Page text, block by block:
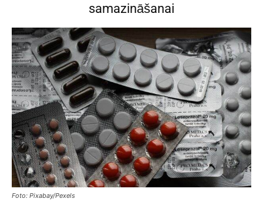
samazināšanai
Foto: Pixabay/Pexels